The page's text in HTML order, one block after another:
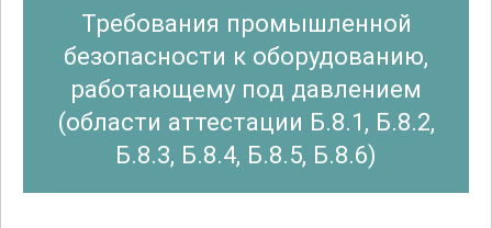
Требования промышленной
безопасности к оборудованию,
работающему под давлением
(области аттестации Б.8.1, Б.8.2,
Б.8.3, Б.8.4, Б.8.5, Б.8.6)